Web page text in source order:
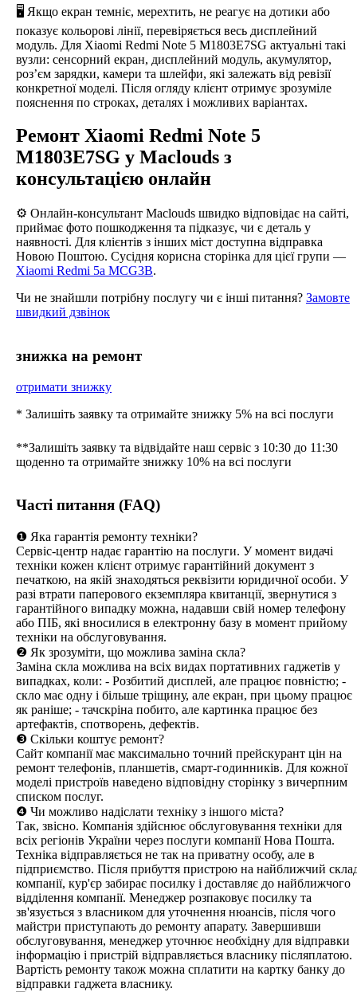
🖥️ Якщо екран темніє, мерехтить, не реагує на дотики або
показує кольорові лінії, перевіряється весь дисплейний
модуль. Для Xiaomi Redmi Note 5 M1803E7SG актуальні такі
вузли: сенсорний екран, дисплейний модуль, акумулятор,
роз’єм зарядки, камери та шлейфи, які залежать від ревізії
конкретної моделі. Після огляду клієнт отримує зрозуміле
пояснення по строках, деталях і можливих варіантах.
Ремонт Xiaomi Redmi Note 5
M1803E7SG у Maclouds з
консультацією онлайн
⚙️ Онлайн-консультант Maclouds швидко відповідає на сайті,
приймає фото пошкодження та підказує, чи є деталь у
наявності. Для клієнтів з інших міст доступна відправка
Новою Поштою. Сусідня корисна сторінка для цієї групи —
Xiaomi Redmi 5a MCG3B.
Чи не знайшли потрібну послугу чи є інші питання? Замовте
швидкий дзвінок
знижка на ремонт
отримати знижку
* Залишіть заявку та отримайте знижку 5% на всі послуги
**Залишіть заявку та відвідайте наш сервіс з 10:30 до 11:30
щоденно та отримайте знижку 10% на всі послуги
Часті питання (FAQ)
❶ Яка гарантія ремонту техніки?
Сервіс-центр надає гарантію на послуги. У момент видачі
техніки кожен клієнт отримує гарантійний документ з
печаткою, на якій знаходяться реквізити юридичної особи. У
разі втрати паперового екземпляра квитанції, звернутися з
гарантійного випадку можна, надавши свій номер телефону
або ПІБ, які вносилися в електронну базу в момент прийому
техніки на обслуговування.
❷ Як зрозуміти, що можлива заміна скла?
Заміна скла можлива на всіх видах портативних гаджетів у
випадках, коли: - Розбитий дисплей, але працює повністю; -
скло має одну і більше тріщину, але екран, при цьому працює
як раніше; - тачскріна побито, але картинка працює без
артефактів, спотворень, дефектів.
❸ Скільки коштує ремонт?
Сайт компанії має максимально точний прейскурант цін на
ремонт телефонів, планшетів, смарт-годинників. Для кожної
моделі пристроїв наведено відповідну сторінку з вичерпним
списком послуг.
❹ Чи можливо надіслати техніку з іншого міста?
Так, звісно. Компанія здійснює обслуговування техніки для
всіх регіонів України через послуги компанії Нова Пошта.
Техніка відправляється не так на приватну особу, але в
підприємство. Після прибуття пристрою на найближчий
компанії, кур'єр забирає посилку і доставляє до найближчого
відділення компанії. Менеджер розпаковує посилку та
зв'язується з власником для уточнення нюансів, після чого
майстри приступають до ремонту апарату. Завершивши
обслуговування, менеджер уточнює необхідну для відправки
інформацію і пристрій відправляється власнику післяплатою.
Вартість ремонту також можна сплатити на картку банку до
відправки гаджета власнику.